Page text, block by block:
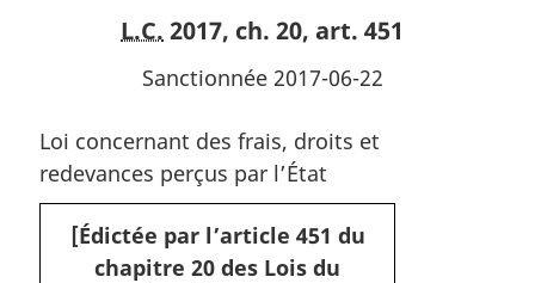
L.C. 2017, ch. 20, art. 451
Sanctionnée 2017-06-22
Loi concernant des frais, droits et
redevances perçus par l’État
[Édictée par l’article 451 du
chapitre 20 des Lois du